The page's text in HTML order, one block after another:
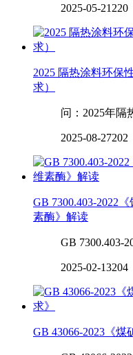
2025-05-21 220
2025 隔热涂料环保
求）
问：2025年隔
2025-08-27202
GB 7300.403-2022
素酶》解读
GB 7300.403-
2025-02-13204
GB 43066-2023《煤